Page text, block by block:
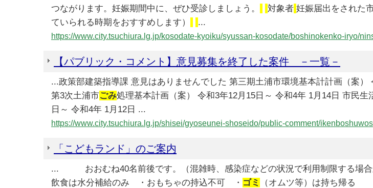
つながります。妊娠期間中に、ぜひ受診しましょう。
対象者 妊娠届出をされた
ていられる時期をおすすめします）
...
https://www.city.tsuchiura.lg.jp/kosodate-kyoiku/syussan-kosodate/boshinokenko-iryo/
【パブリック・コメント】意見募集を終了した案件 －一覧－
...政策部建築指導課 意見はありませんでした 第三期土浦市環境基本計計画（案
第3次土浦市ごみ処理基本計画（案） 令和3年12月15日～ 令和4年 1月14日 市民
日～ 令和4年 1月12日 ...
https://www.city.tsuchiura.lg.jp/shisei/gyoseunei-shoseido/public-comment/
「こどもランド」のご案内
... おおむね40名前後です。（混雑時、感染症などの状況で利用制限する場
飲食は水分補給のみ ・おもちゃの持込不可 ・ ゴミ （オムツ等）は